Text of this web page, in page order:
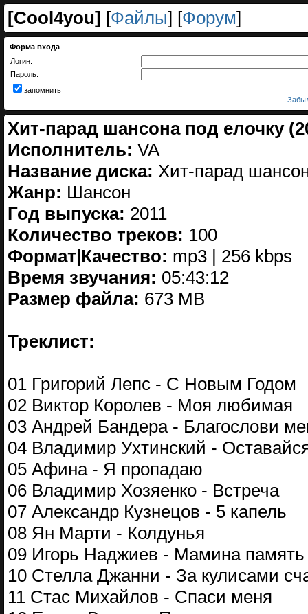
[Cool4you] [Файлы] [Форум]
Форма входа
Логин:
Пароль:
запомнить
Хит-парад шансона под елочку
Исполнитель: VA
Название диска: Хит-парад
Жанр: Шансон
Год выпуска: 2011
Количество треков: 100
Формат|Качество: mp3 | 256 kbps
Время звучания: 05:43:12
Размер файла: 673 MB
Треклист:
01 Григорий Лепс - С Новым Годом
02 Виктор Королев - Моя любимая
03 Андрей Бандера - Благослови
04 Владимир Ухтинский -
05 Афина - Я пропадаю
06 Владимир Хозяенко - Встреча
07 Александр Кузнецов - 5 капель
08 Ян Марти - Колдунья
09 Игорь Наджиев - Мамина память
10 Стелла Джанни - За кулисами
11 Стас Михайлов - Спаси меня